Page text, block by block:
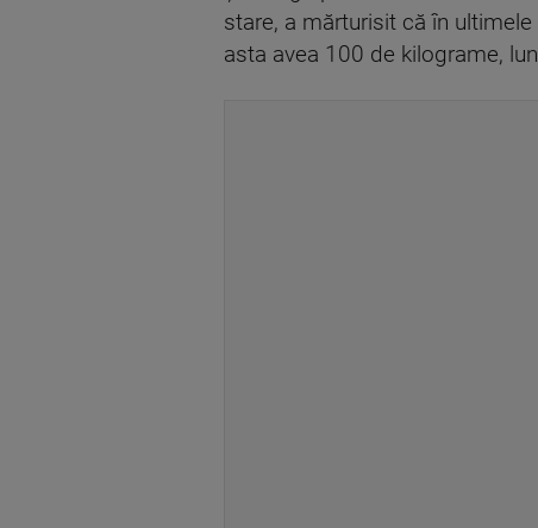
stare, a mărturisit că în
asta avea 100 de kilograme,